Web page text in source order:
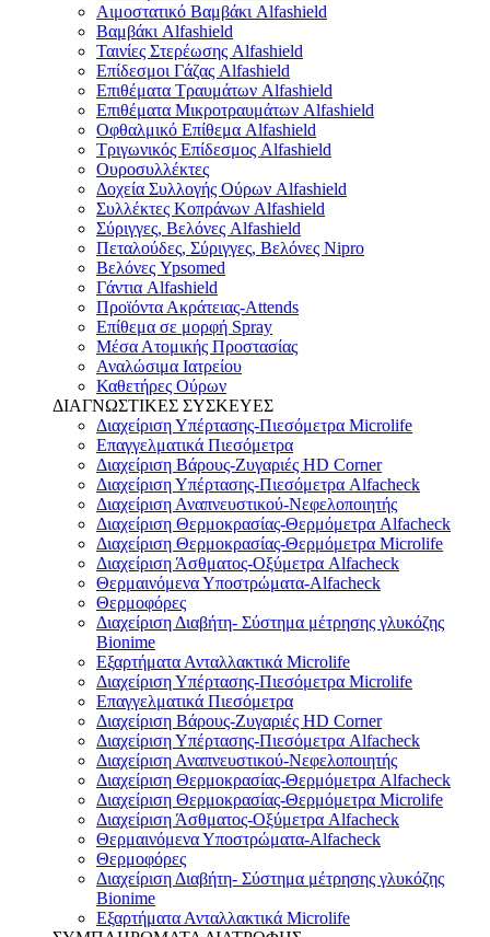
Αιμοστατικό Βαμβάκι Alfashield
Βαμβάκι Alfashield
Ταινίες Στερέωσης Alfashield
Επίδεσμοι Γάζας Alfashield
Επιθέματα Τραυμάτων Alfashield
Επιθέματα Μικροτραυμάτων Alfashield
Οφθαλμικό Eπίθεμα Alfashield
Τριγωνικός Επίδεσμος Alfashield
Ουροσυλλέκτες
Δοχεία Συλλογής Ούρων Alfashield
Συλλέκτες Κοπράνων Alfashield
Σύριγγες, Βελόνες Alfashield
Πεταλούδες, Σύριγγες, Βελόνες Nipro
Βελόνες Ypsomed
Γάντια Alfashield
Προϊόντα Ακράτειας-Attends
Επίθεμα σε μορφή Spray
Μέσα Ατομικής Προστασίας
Αναλώσιμα Ιατρείου
Καθετήρες Ούρων
ΔΙΑΓΝΩΣΤΙΚΕΣ ΣΥΣΚΕΥΕΣ
Διαχείριση Υπέρτασης-Πιεσόμετρα Microlife
Επαγγελματικά Πιεσόμετρα
Διαχείριση Βάρους-Ζυγαριές HD Corner
Διαχείριση Υπέρτασης-Πιεσόμετρα Alfacheck
Διαχείριση Αναπνευστικού-Νεφελοποιητής
Διαχείριση Θερμοκρασίας-Θερμόμετρα Alfacheck
Διαχείριση Θερμοκρασίας-Θερμόμετρα Microlife
Διαχείριση Άσθματος-Οξύμετρα Alfacheck
Θερμαινόμενα Υποστρώματα-Alfacheck
Θερμοφόρες
Διαχείριση Διαβήτη- Σύστημα μέτρησης γλυκόζης
Bionime
Εξαρτήματα Ανταλλακτικά Microlife
Διαχείριση Υπέρτασης-Πιεσόμετρα Microlife
Επαγγελματικά Πιεσόμετρα
Διαχείριση Βάρους-Ζυγαριές HD Corner
Διαχείριση Υπέρτασης-Πιεσόμετρα Alfacheck
Διαχείριση Αναπνευστικού-Νεφελοποιητής
Διαχείριση Θερμοκρασίας-Θερμόμετρα Alfacheck
Διαχείριση Θερμοκρασίας-Θερμόμετρα Microlife
Διαχείριση Άσθματος-Οξύμετρα Alfacheck
Θερμαινόμενα Υποστρώματα-Alfacheck
Θερμοφόρες
Διαχείριση Διαβήτη- Σύστημα μέτρησης γλυκόζης
Bionime
Εξαρτήματα Ανταλλακτικά Microlife